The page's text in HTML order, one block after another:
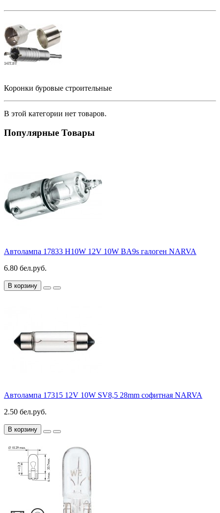
Коронки буровые строительные
В этой категории нет товаров.
Популярные Товары
Автолампа 17833 H10W 12V 10W BA9s галоген NARVA
6.80 бел.руб.
В корзину
Автолампа 17315 12V 10W SV8,5 28mm софитная NARVA
2.50 бел.руб.
В корзину